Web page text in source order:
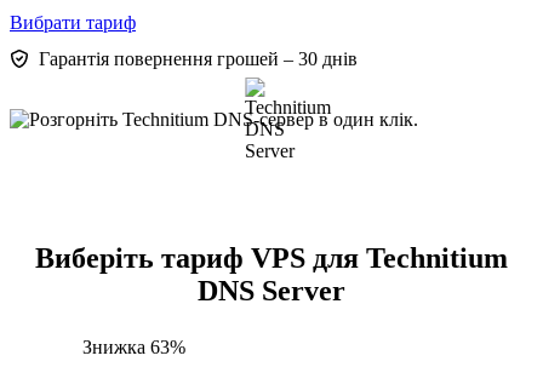
Вибрати тариф
Гарантія повернення грошей – 30 днів
Виберіть тариф VPS для Technitium
DNS Server
Знижка 63%